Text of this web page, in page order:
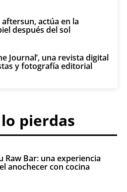
actúa en la
después del sol
Journal’, una revista digital
y fotografía editorial
pierdas
Raw Bar: una experiencia
anochecer con cocina